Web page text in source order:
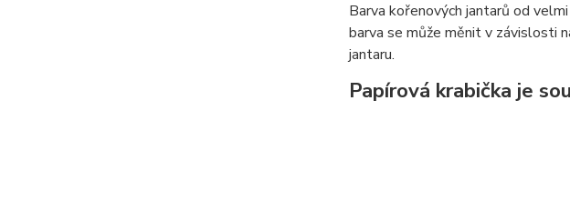
Barva kořenových jantarů od
barva se může měnit v závislosti
jantaru.
Papírová krabička je